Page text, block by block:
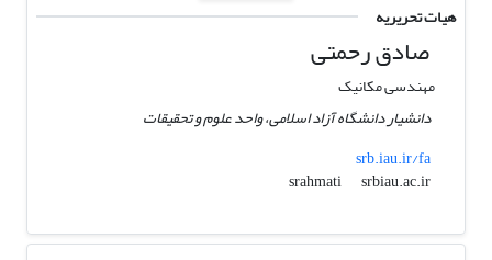
هیات تحریریه
صادق رحمتی
مهندسی مکانیک
دانشیار دانشگاه آزاد اسلامی، واحد علوم و تحقیقات
srb.iau.ir/fa
srahmati
srbiau.ac.ir